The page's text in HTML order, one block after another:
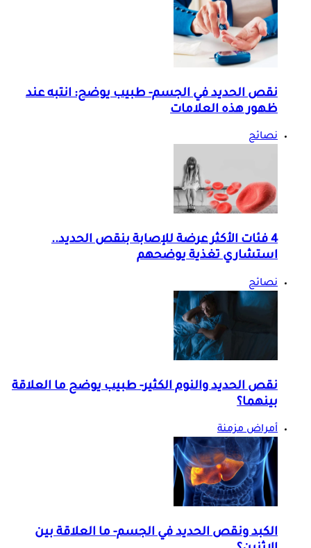
نقص الحديد في الجسم- طبيب يوضح: انتبه عند
ظهور هذه العلامات
نصائح
4 فئات الأكثر عرضة للإصابة بنقص الحديد..
استشاري تغذية يوضحهم
نصائح
نقص الحديد والنوم الكثير- طبيب يوضح ما العلاقة
بينهما؟
أمراض مزمنة
الكبد ونقص الحديد في الجسم- ما العلاقة بين